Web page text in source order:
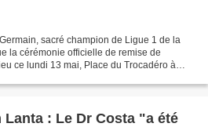
sacré champion de Ligue 1 de la
la cérémonie officielle de remise de
ce lundi 13 mai, Place du Trocadéro à
: Le Dr Costa "a été